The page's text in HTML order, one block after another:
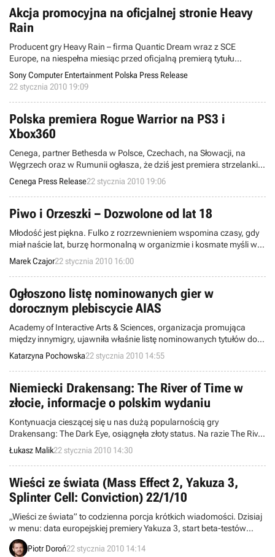
Akcja promocyjna na oficjalnej stronie Heavy
Rain
Producent gry Heavy Rain – firma Quantic Dream wraz z SCE
Europe, na niespełna miesiąc przed oficjalną premierą tytułu
zachęca wszystkich dorosłych do wejścia w tajemniczy, mroczny i
groźny świat Heavy Rain oraz do przetestowania umiejętności, które
będą potrzebne także w trakcie grania w Heavy Rain na
PlayStation®3.
Sony Computer Entertainment Polska Press Release
22 stycznia 2010 19:09
Polska premiera Rogue Warrior na PS3 i
Xbox360
Cenega, partner Bethesda w Polsce, Czechach, na Słowacji, na
Węgrzech oraz w Rumunii ogłasza, że dziś jest premiera strzelanki z
potężnym, otwartym światem - rewelacyjnej gry na PS3 i Xbox360 –
Rogue Warrior.
Cenega Press Release22 stycznia 2010 19:06
Piwo i Orzeszki – Dozwolone od lat 18
Młodość jest piękna. Fulko z rozrzewnieniem wspomina czasy, gdy
miał naście lat, burzę hormonalną w organizmie i kosmate myśli w
głowie. Czasy, gdy znajome dziewczyny przestały być głupimi,
nadającymi się tylko do podkładania nóg i szarpania za warkocze
kozami, a stały się atrakcyjnymi laskami.
Marek Czajor22 stycznia 2010 16:00
Ogłoszono listę nominowanych gier w
dorocznym plebiscycie AIAS
Academy of Interactive Arts & Sciences, organizacja promująca
między innymigry, ujawniła właśnie listę nominowanych tytułów do
trzynastej edycji przyznawanych co roku nagród Interactive
Achievement Awards.
Katarzyna Pochowska22 stycznia 2010 14:55
Niemiecki Drakensang: The River of Time w
złocie, informacje o polskim wydaniu
Kontynuacja cieszącej się u nas dużą popularnością gry
Drakensang: The Dark Eye, osiągnęła złoty status. Na razie The River
of Time trafi tylko na niemieckie półki sklepowe.
Łukasz Malik22 stycznia 2010 14:30
Wieści ze świata (Mass Effect 2, Yakuza 3,
Splinter Cell: Conviction) 22/1/10
„Wieści ze świata” to codzienna porcja krótkich wiadomości. Dzisiaj
w menu: data europejskiej premiery Yakuza 3, start beta-testów
ModNation Racers, stopień ukończenia Halo: Reach, tajemnicza
produkcja Capcom, darmowy weekend w The Lord of the Rings
Piotr Doroń22 stycznia 2010 14:14